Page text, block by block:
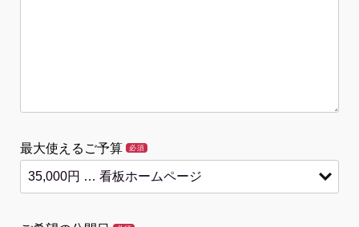
最大使えるご予算 必須